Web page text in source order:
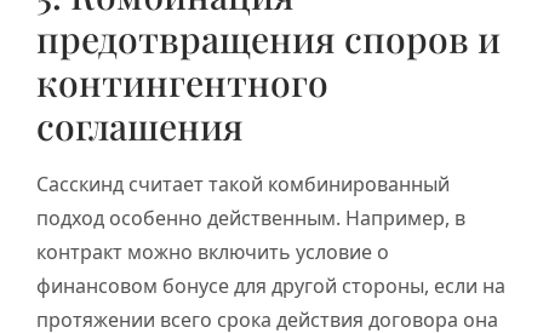
предотвращения споров и
контингентного
соглашения
Сасскинд считает такой комбинированный
подход особенно действенным. Например, в
контракт можно включить условие о
финансовом бонусе для другой стороны, если на
протяжении всего срока действия договора она